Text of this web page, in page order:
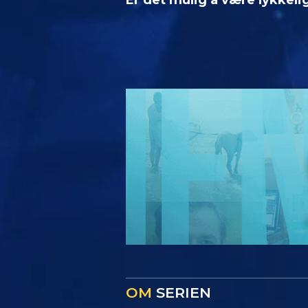
OM SERIEN